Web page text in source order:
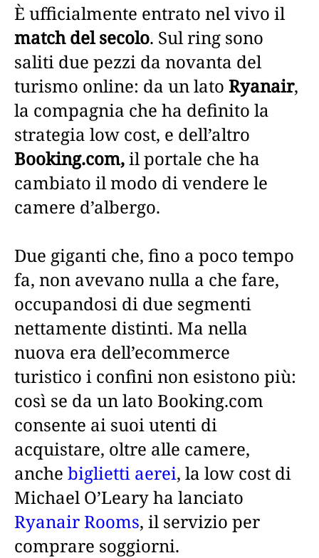
È ufficialmente entrato nel vivo il
match del secolo. Sul ring sono
saliti due pezzi da novanta del
turismo online: da un lato Ryanair,
la compagnia che ha definito la
strategia low cost, e dell’altro
Booking.com,il portale che ha
cambiato il modo di vendere le
camere d’albergo.
Due giganti che, fino a poco tempo
fa, non avevano nulla a che fare,
occupandosi di due segmenti
nettamente distinti. Ma nella
nuova era dell’ecommerce
turistico i confini non esistono più:
così se da un lato Booking.com
consente ai suoi utenti di
acquistare, oltre alle camere,
anche biglietti aerei, la low cost di
Michael O’Leary ha lanciato
Ryanair Rooms, il servizio per
comprare soggiorni.